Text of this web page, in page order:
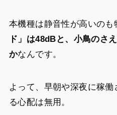
本機種は静音性が高いのも
ド」は48dBと、小鳥のさ
かなんです。
よって、早朝や深夜に稼
る心配は無用。